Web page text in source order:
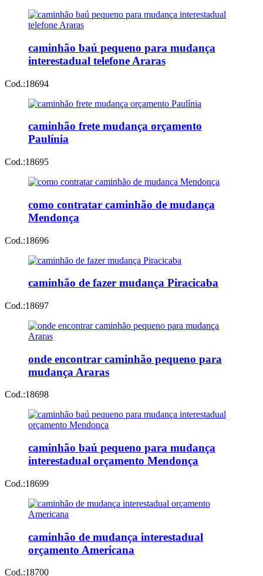
caminhão baú pequeno para mudança
interestadual telefone Araras
Cod.:18694
caminhão frete mudança orçamento
Paulínia
Cod.:18695
como contratar caminhão de mudança
Mendonça
Cod.:18696
caminhão de fazer mudança Piracicaba
Cod.:18697
onde encontrar caminhão pequeno para
mudança Araras
Cod.:18698
caminhão baú pequeno para mudança
interestadual orçamento Mendonça
Cod.:18699
caminhão de mudança interestadual
orçamento Americana
Cod.:18700